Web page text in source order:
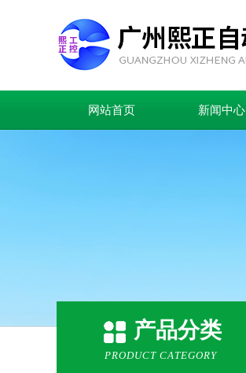
网站首页 新闻中心
产品分类
PRODUCT CATEGORY